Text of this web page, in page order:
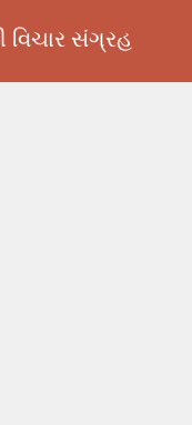
વિચાર સંગ્રહ